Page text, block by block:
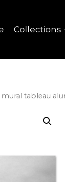
Collections
tableau